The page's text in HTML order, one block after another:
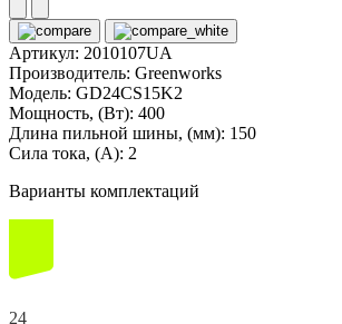
Артикул: 2010107UA
Производитель: Greenworks
Модель: GD24CS15K2
Мощность, (Вт): 400
Длина пильной шины, (мм): 150
Сила тока, (А): 2
Варианты комплектаций
24